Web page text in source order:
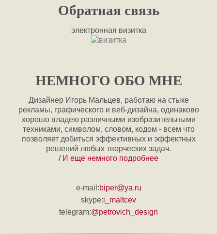
Обратная связь
электронная визитка
НЕМНОГО ОБО МНЕ
Дизайнер Игорь Мальцев, работаю на стыке
рекламы, графического и веб-дизайна, одинаково
хорошо владею различными изобразительными
техниками, символом, словом, кодом - всем что
позволяет добиться эффективных и эффектных
решений любых творческих задач.
/ И еще немного подробнее
e-mail:biper@ya.ru
skype:i_maltcev
telegram:@petrovich_design